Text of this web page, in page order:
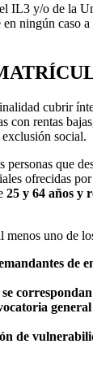
IL3 y/o de la
ningún caso
cubrir
con rentas
social.
personas que
ofrecidas
25 y 64 años y
menos uno de
de
de